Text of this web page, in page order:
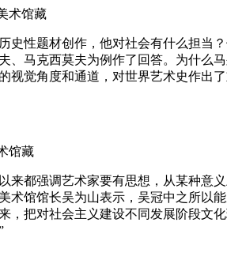
术馆藏
性题材创作，他对社会有什么担当
、马克西莫夫为例作了回答。为什
觉角度和通道，对世界艺术史作出
馆藏
来都强调艺术家要有思想，从某种
术馆馆长吴为山表示，吴冠中之所
，把对社会主义建设不同发展阶段